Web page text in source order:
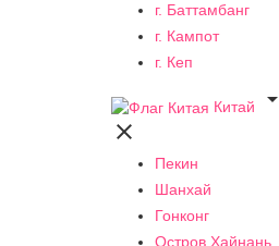
г. Баттамбанг
г. Кампот
г. Кеп
Китай


Пекин
Шанхай
Гонконг
Остров Хайнань